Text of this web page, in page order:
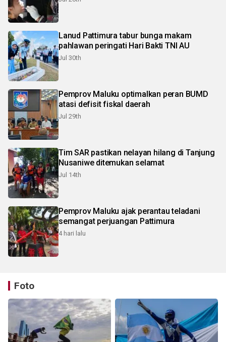
Lanud Pattimura tabur bunga makam
pahlawan peringati Hari Bakti TNI AU
Jul 30th
Pemprov Maluku optimalkan peran BUMD
atasi defisit fiskal daerah
Jul 29th
Tim SAR pastikan nelayan hilang di Tanjung
Nusaniwe ditemukan selamat
Jul 14th
Pemprov Maluku ajak perantau teladani
semangat perjuangan Pattimura
4 hari lalu
Foto